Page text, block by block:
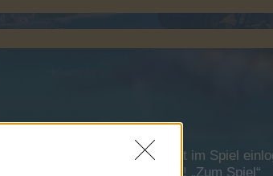
musst Du Dich bitte zunächst im Spiel
Besuch in unserem Forum! „Zum Spiel“